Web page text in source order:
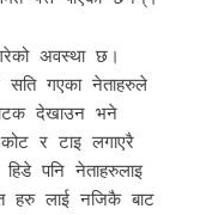
अवस्था छ।
सति गएका नेताहरुले
देखाउन भने
र टाइ लगाएरै
पनि नेताहरुलाइ
हरु लाई नजिकै बाट